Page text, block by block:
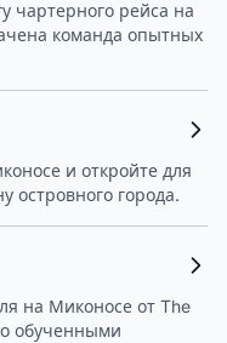
чартерного рейса на
команда опытных
и откройте для
островного города.
на Миконосе от The
обученными